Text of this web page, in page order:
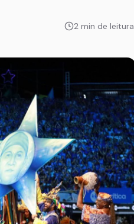
2 min de leitura